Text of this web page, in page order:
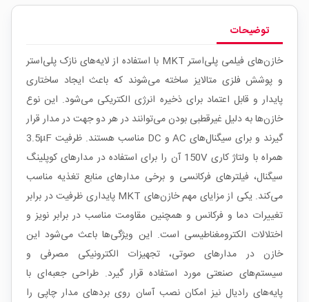
توضیحات
خازن‌های فیلمی پلی‌استر MKT با استفاده از لایه‌های نازک پلی‌استر
و پوشش فلزی متالایز ساخته می‌شوند که باعث ایجاد ساختاری
پایدار و قابل اعتماد برای ذخیره انرژی الکتریکی می‌شود. این نوع
خازن‌ها به دلیل غیرقطبی بودن می‌توانند در هر دو جهت در مدار قرار
گیرند و برای سیگنال‌های AC و DC مناسب هستند. ظرفیت 3.5µF
همراه با ولتاژ کاری 150V آن را برای استفاده در مدارهای کوپلینگ
سیگنال، فیلترهای فرکانسی و برخی مدارهای منابع تغذیه مناسب
می‌کند. یکی از مزایای مهم خازن‌های MKT پایداری ظرفیت در برابر
تغییرات دما و فرکانس و همچنین مقاومت مناسب در برابر نویز و
اختلالات الکترومغناطیسی است. این ویژگی‌ها باعث می‌شود این
خازن در مدارهای صوتی، تجهیزات الکترونیکی مصرفی و
سیستم‌های صنعتی مورد استفاده قرار گیرد. طراحی جعبه‌ای با
پایه‌های رادیال نیز امکان نصب آسان روی بردهای مدار چاپی را